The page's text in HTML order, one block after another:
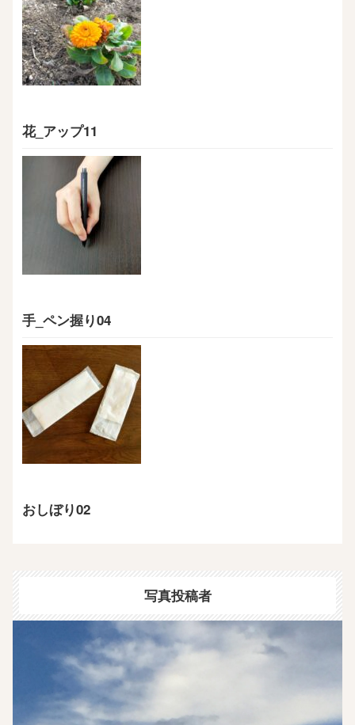
花_アップ11
手_ペン握り04
おしぼり02
写真投稿者